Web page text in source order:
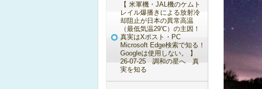
【 米軍機・JAL機のケムト
レイル爆播きによる放射冷
却阻止が日本の異常高温
（最低気温29℃）の主因！
真実はXポスト・PC
Microsoft Edge検索で知る！
Googleは使用しない。 】
26-07-25 調和の星へ 真
実を知る